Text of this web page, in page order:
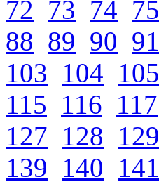
72 73 74 75
88 89 90 91
103 104 105
115 116 117
127 128 129
139 140 141